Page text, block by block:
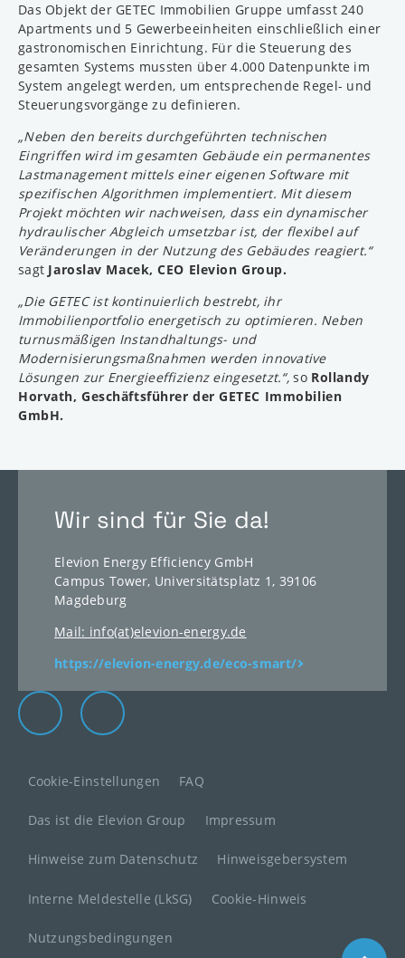
Das Objekt der GETEC Immobilien Gruppe umfasst 240
Apartments und 5 Gewerbeeinheiten einschließlich einer
gastronomischen Einrichtung. Für die Steuerung des
gesamten Systems mussten über 4.000 Datenpunkte im
System angelegt werden, um entsprechende Regel- und
Steuerungsvorgänge zu definieren.
„Neben den bereits durchgeführten technischen
Eingriffen wird im gesamten Gebäude ein permanentes
Lastmanagement mittels einer eigenen Software mit
spezifischen Algorithmen implementiert. Mit diesem
Projekt möchten wir nachweisen, dass ein dynamischer
hydraulischer Abgleich umsetzbar ist, der flexibel auf
Veränderungen in der Nutzung des Gebäudes reagiert.“
sagt Jaroslav Macek, CEO Elevion Group.
„Die GETEC ist kontinuierlich bestrebt, ihr
Immobilienportfolio energetisch zu optimieren. Neben
turnusmäßigen Instandhaltungs- und
Modernisierungsmaßnahmen werden innovative
Lösungen zur Energieeffizienz eingesetzt.“,so Rollandy
Horvath, Geschäftsführer der GETEC Immobilien
GmbH.
Wir sind für Sie da!
Elevion Energy Efficiency GmbH
Campus Tower, Universitätsplatz 1, 39106
Magdeburg
Mail: info(at)elevion-energy.de
https://elevion-energy.de/eco-smart/
Die Elevion Gruppe auf LinkedIn
Zur Elevion Gruppe Kontaktseite
Cookie-Einstellungen FAQ
Das ist die Elevion Group Impressum
Hinweise zum Datenschutz Hinweisgebersystem
Interne Meldestelle (LkSG) Cookie-Hinweis
Nutzungsbedingungen